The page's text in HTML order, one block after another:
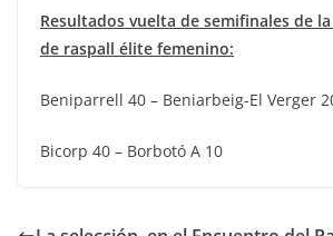
Resultados vuelta de semifinales de
de raspall élite femenino:
Beniparrell 40 – Beniarbeig-El Verger
Bicorp 40 – Borbotó A 10